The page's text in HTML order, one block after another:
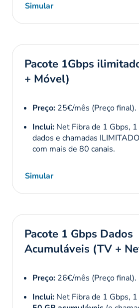
NOWO. Esta união permitiu à
infraestrutura de televisão e
mais económica, mas como o
geral de preços no setor das
Simular
Pacote 1Gbps
+ Móvel)
Preço: 25€/mês (Preço final).
Inclui: Net Fibra de 1 Gbps,
dados e chamadas
com mais de 80 canais.
Simular
Pacote 1 Gbps Dados
Acumuláveis (TV +
Preço: 26€/mês (Preço final).
Inclui: Net Fibra de 1 Gbps,